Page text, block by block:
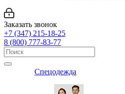
Заказать звонок
+7 (347) 215-18-25
8 (800) 777-83-77
Спецодежда